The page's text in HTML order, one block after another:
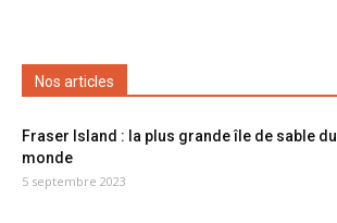
Nos articles
Fraser Island : la plus grande île de sable du
monde
5 septembre 2023